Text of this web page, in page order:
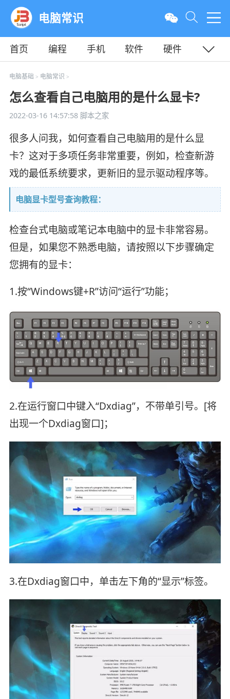
电脑常识
首页 编程 手机 软件
硬件
教程
平面
电脑基础 > 电脑常识 >
怎么查看自己电脑用的是什么显卡?
2022-03-16 14:57:58脚本之家
很多人问我，如何查看自己电脑用的是什么显
卡？这对于多项任务非常重要，例如，检查新游
戏的最低系统要求，更新旧的显示驱动程序等。
电脑显卡型号查询教程：
检查台式电脑或笔记本电脑中的显卡非常容易。
但是，如果您不熟悉电脑，请按照以下步骤确定
您拥有的显卡：
1.按“Windows键+R”访问“运行”功能；
2.在运行窗口中键入“Dxdiag”，不带单引号。[将
出现一个Dxdiag窗口]；
3.在Dxdiag窗口中，单击左下角的“显示”标签。